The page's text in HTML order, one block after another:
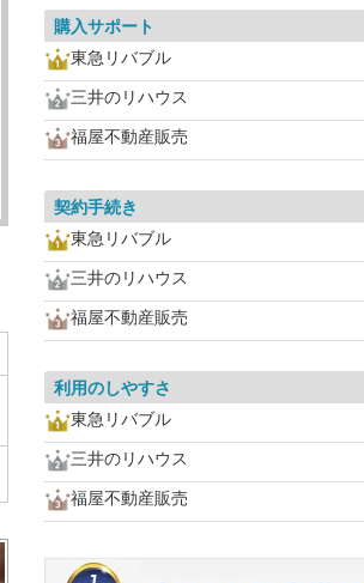
購入サポート
東急リバブル
三井のリハウス
福屋不動産販売
契約手続き
東急リバブル
三井のリハウス
福屋不動産販売
利用のしやすさ
東急リバブル
三井のリハウス
福屋不動産販売